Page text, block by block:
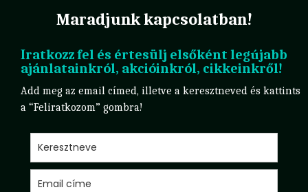
Maradjunk kapcsolatban!
Iratkozz fel és értesülj elsőként legújabb
ajánlatainkról, akcióinkról, cikkeinkről!
Add meg az email címed, illetve a keresztneved és kattints
a “Feliratkozom” gombra!